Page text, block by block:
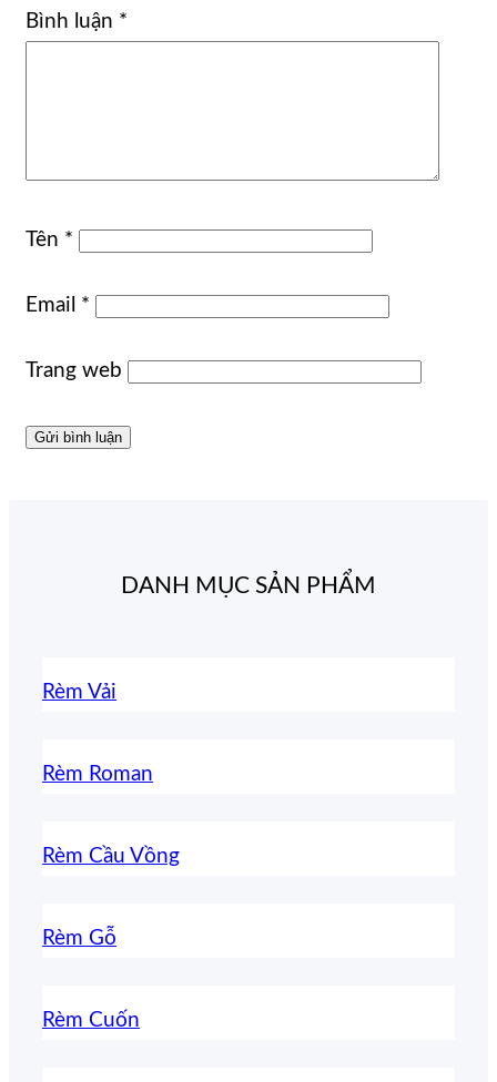
Bình luận *
Tên *
Email *
Trang web
DANH MỤC SẢN PHẨM
Rèm Vải
Rèm Roman
Rèm Cầu Vồng
Rèm Gỗ
Rèm Cuốn